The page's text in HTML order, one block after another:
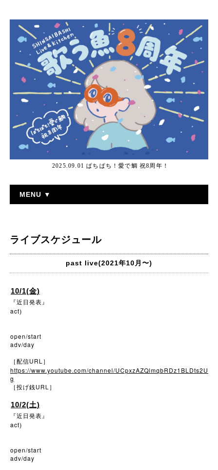
2025.09.01 ぱちぱち！愛で鯛 祝8周年！
MENU ▼
ライブスケジュール
past live(2021年10月〜)
10/1(金)
『近日発表』
act)
open/start
adv/day
［配信URL ］
https://www.youtube.com/channel/UCpxzAZQlmqbRDz1BLDts2U
g
［投げ銭URL ］
10/2(土)
『近日発表』
act)
open/start
adv/day